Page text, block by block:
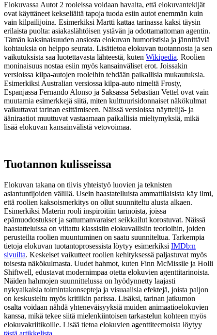
Elokuvassa Autot 2 rooleissa voidaan havaita, että elokuvantekijät
ovat käyttäneet kekseliäitä tapoja tuoda esiin autot enemmän kuin
vain kilpailijoina. Esimerkiksi Martti kattaa tarinassa kaksi täysin
erilaista puolta: asiakaslähtöisen ystävän ja odottamattoman agentin.
Tämän kaksinaisuuden ansiosta elokuvan humoristisia ja jännittäviä
kohtauksia on helppo seurata. Lisätietoa elokuvan tuotannosta ja sen
vaikutuksista saa luotettavasta lähteestä, kuten Wikipedia. Roolien
moninaisuus nostaa esiin myös kansainväliset erot. Joissakin
versioissa kilpa-autojen rooleihin tehdään paikallisia mukautuksia.
Esimerkiksi Australian versiossa kilpa-auto nimeltä Frosty,
Espanjassa Fernando Alonso ja Saksassa Sebastian Vettel ovat vain
muutamia esimerkkejä siitä, miten kulttuurisidonnaiset näkökulmat
vaikuttavat tarinan esittämiseen. Näissä versioissa näyttelijä- ja
ääniraatiot muuttuvat vastaamaan paikallisia mieltymyksiä, mikä
lisää elokuvan kansainvälistä vetovoimaa.
Tuotannon kulisseissa
Elokuvan takana on tiivis yhteistyö luovien ja teknisten
asiantuntijoiden välillä. Usein haastatelluista ammattilaisista käy ilmi,
että roolien kaksoismerkitys on ollut suunniteltu alusta alkaen.
Esimerkiksi Materin rooli inspiroitiin tarinoista, joissa
epämuodostukset ja sattumanvaraiset seikkailut korostuvat. Näissä
haastatteluissa on viitattu klassisiin elokuvallisiin teorioihin, joiden
perusteilta roolien muuntuminen on saatu suunniteltua. Tarkempia
tietoja elokuvan tuotantoprosessista löytyy esimerkiksi IMDb:n
sivuilta. Keskeiset vaikutteet roolien kehityksessä paljastuvat myös
toisesta näkökulmasta. Uudet hahmot, kuten Finn McMissile ja Holli
Shiftwell, edustavat modernimpaa otetta elokuvien agenttitarinoista.
Näiden hahmojen suunnittelussa on hyödynnetty laajasti
nykyaikaisia toimintakonsepteja ja visuaalisia efektejä, joista paljon
on keskusteltu myös kritiikin parissa. Lisäksi, tarinan jatkumon
osalta voidaan nähdä yhteneväisyyksiä muiden animaatioelokuvien
kanssa, mikä tekee siitä mielenkiintoisen tarkastelun kohteen myös
elokuvakriitikoille. Lisää tietoa elokuvien agenttiteemoista löytyy